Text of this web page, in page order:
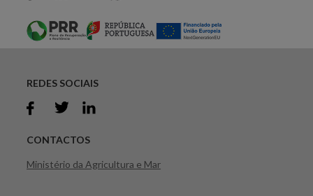
REDES SOCIAIS
CONTACTOS
Ministério da Agricultura e Mar